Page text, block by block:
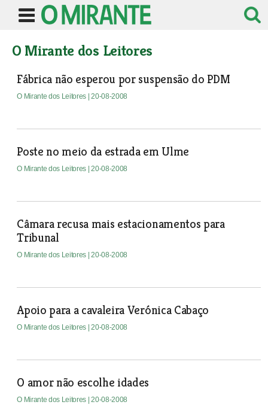
O Mirante dos Leitores
Fábrica não esperou por suspensão do PDM
O Mirante dos Leitores | 20-08-2008
Poste no meio da estrada em Ulme
O Mirante dos Leitores | 20-08-2008
Câmara recusa mais estacionamentos para
Tribunal
O Mirante dos Leitores | 20-08-2008
Apoio para a cavaleira Verónica Cabaço
O Mirante dos Leitores | 20-08-2008
O amor não escolhe idades
O Mirante dos Leitores | 20-08-2008